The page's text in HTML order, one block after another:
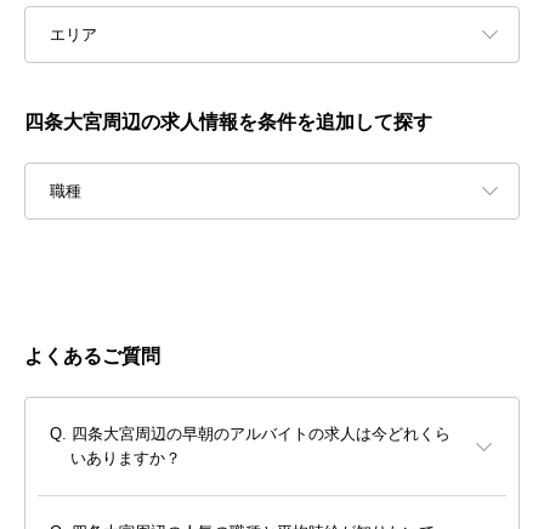
エリア
四条大宮周辺の求人情報を条件を追加して探す
職種
よくあるご質問
四条大宮周辺の早朝のアルバイトの求人は今どれくら
いありますか？